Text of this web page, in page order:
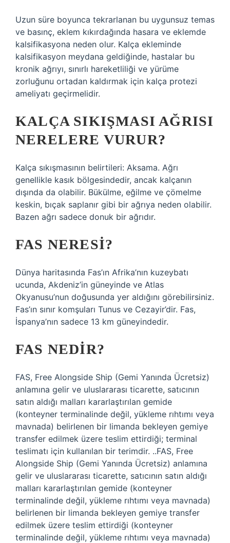
Uzun süre boyunca tekrarlanan bu uygunsuz temas
ve basınç, eklem kıkırdağında hasara ve eklemde
kalsifikasyona neden olur. Kalça ekleminde
kalsifikasyon meydana geldiğinde, hastalar bu
kronik ağrıyı, sınırlı hareketliliği ve yürüme
zorluğunu ortadan kaldırmak için kalça protezi
ameliyatı geçirmelidir.
KALÇA SIKIŞMASI AĞRISI
NERELERE VURUR?
Kalça sıkışmasının belirtileri: Aksama. Ağrı
genellikle kasık bölgesindedir, ancak kalçanın
dışında da olabilir. Bükülme, eğilme ve çömelme
keskin, bıçak saplanır gibi bir ağrıya neden olabilir.
Bazen ağrı sadece donuk bir ağrıdır.
FAS NERESI?
Dünya haritasında Fas’ın Afrika’nın kuzeybatı
ucunda, Akdeniz’in güneyinde ve Atlas
Okyanusu’nun doğusunda yer aldığını görebilirsiniz.
Fas’ın sınır komşuları Tunus ve Cezayir’dir. Fas,
İspanya’nın sadece 13 km güneyindedir.
FAS NEDIR?
FAS, Free Alongside Ship (Gemi Yanında Ücretsiz)
anlamına gelir ve uluslararası ticarette, satıcının
satın aldığı malları kararlaştırılan gemide
(konteyner terminalinde değil, yükleme rıhtımı veya
mavnada) belirlenen bir limanda bekleyen gemiye
transfer edilmek üzere teslim ettirdiği; terminal
teslimatı için kullanılan bir terimdir. ..FAS, Free
Alongside Ship (Gemi Yanında Ücretsiz) anlamına
gelir ve uluslararası ticarette, satıcının satın aldığı
malları kararlaştırılan gemide (konteyner
terminalinde değil, yükleme rıhtımı veya mavnada)
belirlenen bir limanda bekleyen gemiye transfer
edilmek üzere teslim ettirdiği (konteyner
terminalinde değil, yükleme rıhtımı veya mavnada)